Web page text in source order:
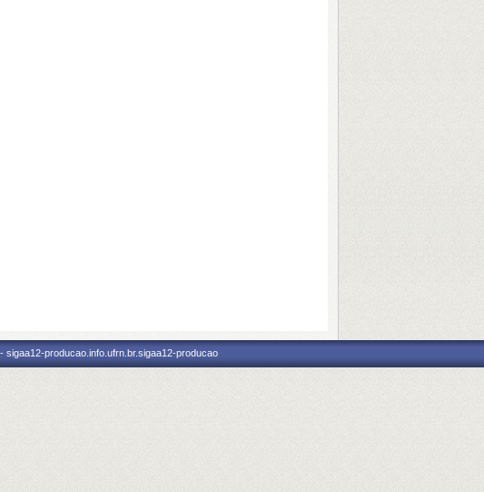
producao.info.ufrn.br.sigaa12-producao